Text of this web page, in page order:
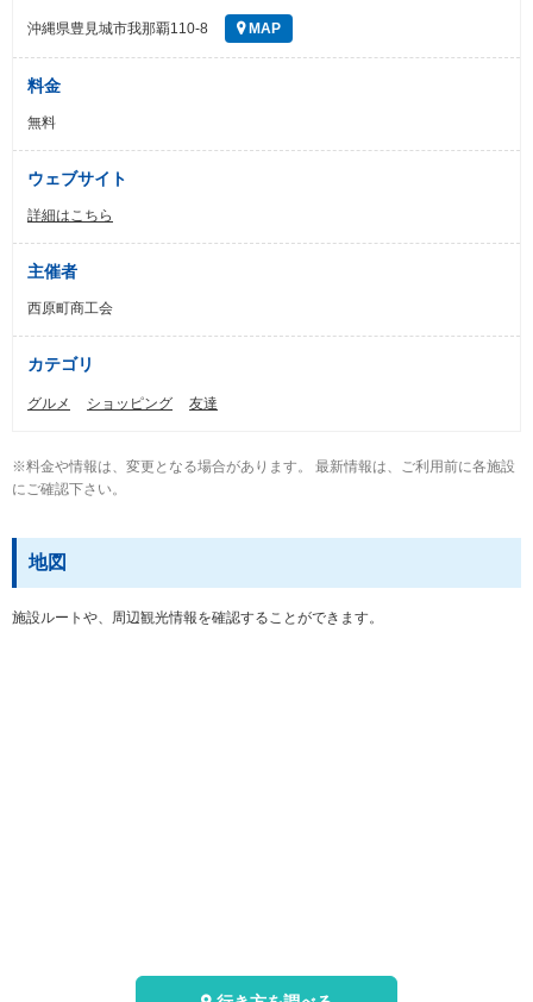
沖縄県豊見城市我那覇110-8 MAP
料金
無料
ウェブサイト
詳細はこちら
主催者
西原町商工会
カテゴリ
グルメ ショッピング 友達
※料金や情報は、変更となる場合があります。 最新情報は、ご利用前に各施設
にご確認下さい。
地図
施設ルートや、周辺観光情報を確認することができます。